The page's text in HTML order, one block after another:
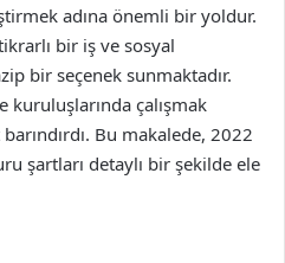
adına önemli bir yoldur.
bir iş ve sosyal
bir seçenek sunmaktadır.
kuruluşlarında çalışmak
Bu makalede, 2022
şartları detaylı bir şekilde ele